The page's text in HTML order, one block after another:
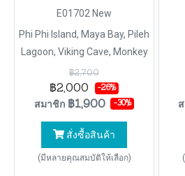
E01702 New
Phi Phi Island, Maya Bay, Pileh
Lagoon, Viking Cave, Monkey
Beach, Phi Phi Don, Khai Nok
Island
฿2,700
฿2,000 -26%
สมาชิก ฿1,900 -30%
สั่งซื้อสินค้า
(มีหลายคุณสมบัติให้เลือก)